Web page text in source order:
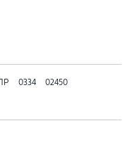
ПР 0334 02450